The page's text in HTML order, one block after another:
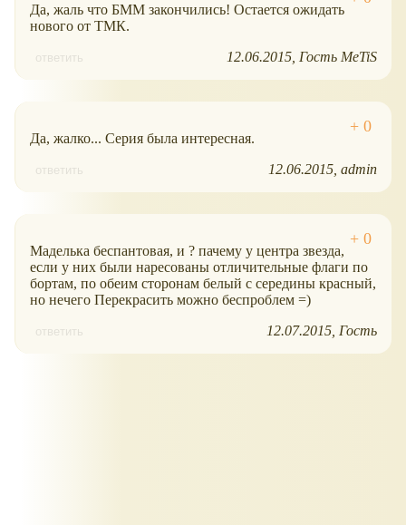
Да, жаль что БММ закончились! Остается ожидать
нового от ТМК.
ответить 12.06.2015 Гость MeTiS
Да, жалко... Серия была интересная.
ответить 12.06.2015 admin
Маделька беспантовая, и ? пачему у центра звезда,
если у них были наресованы отличительные флаги по
бортам, по обеим сторонам белый с середины красный,
но нечего Перекрасить можно беспроблем =)
ответить 12.07.2015 Гость